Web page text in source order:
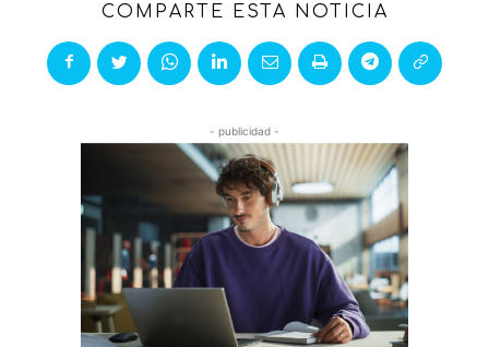
COMPARTE ESTA NOTICIA
- publicidad -